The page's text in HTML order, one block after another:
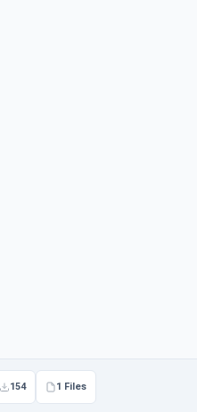
154 1 Files